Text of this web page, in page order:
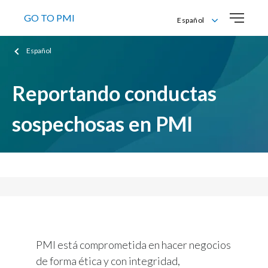
GO TO PMI
Español
Español
Reportando conductas
sospechosas en PMI
En PMI cualquier persona puede denunciar
PMI está comprometida en hacer negocios
de forma ética y con integridad,